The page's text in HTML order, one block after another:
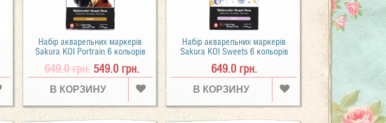
Набір акварельних маркерів
Sakura KOI Portrain 6 кольорів
649.0 грн. 549.0 грн.
В КОРЗИНУ
Набір акварельних маркерів
Sakura KOI Sweets 6 кольорів
649.0 грн.
В КОРЗИНУ